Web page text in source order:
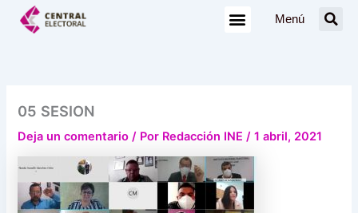
Menú
05 SESION
Deja un comentario / Por Redacción INE/1 abril, 2021